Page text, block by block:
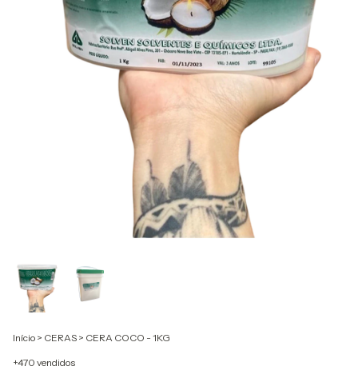
Início > CERAS > CERA COCO - 1KG
+470 vendidos